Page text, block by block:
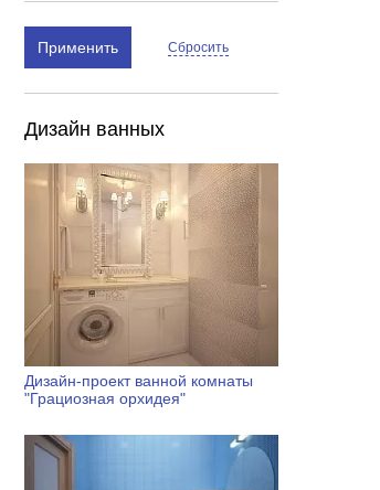
Применить Сбросить
Дизайн ванных
Дизайн-проект ванной комнаты
"Грациозная орхидея"